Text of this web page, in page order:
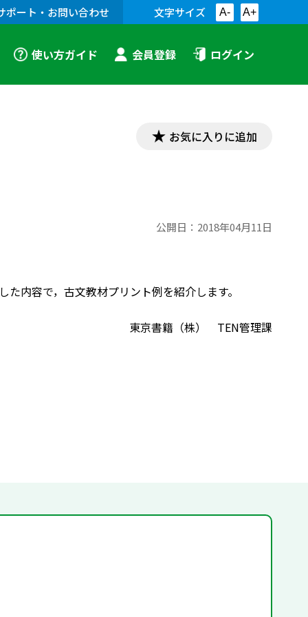
ポート・お問い合わせ 文字サイズ A- A+
使い方ガイド 会員登録 ログイン
お気に入りに追加
公開日： 2018年04月11日
内容で，古文教材プリント例を紹介します。
東京書籍（株） TEN管理課